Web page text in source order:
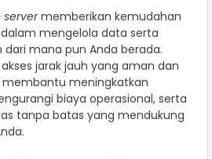
memberikan kemudahan
mengelola data serta
dari mana pun Anda berada.
jarak jauh yang aman dan
membantu meningkatkan
biaya operasional, serta
tanpa batas yang mendukung